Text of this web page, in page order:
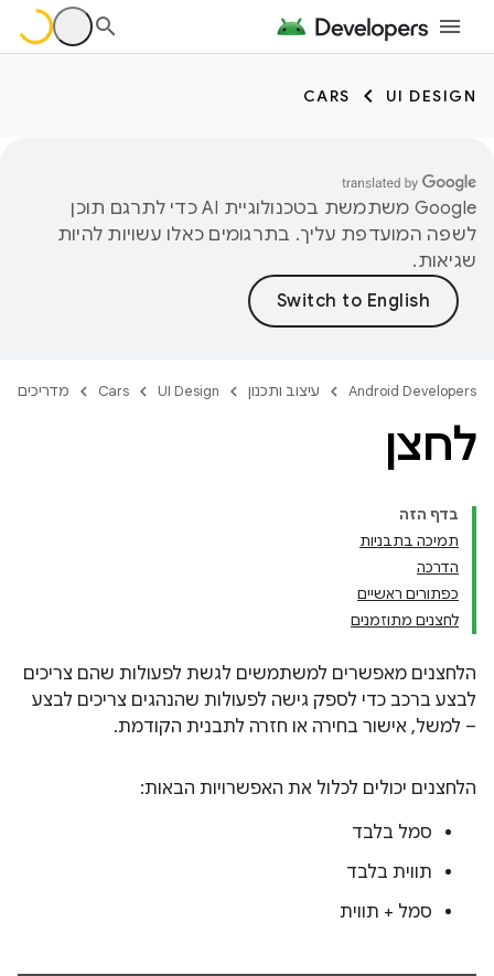
UI DESIGN
CARS
‫Google משתמשת בטכנולוגיית AI כדי לתרגם תוכן
לשפה המועדפת עליך. בתרגומים כאלו עשויות להיות
שגיאות.
Android Developers עיצוב ותכנון UI Design
Cars מדריכים
לחצן
בדף הזה
תמיכה בתבניות
הדרכה
כפתורים ראשיים
לחצנים מתוזמנים
הלחצנים מאפשרים למשתמשים לגשת לפעולות שהם צריכים
לבצע ברכב כדי לספק גישה לפעולות שהנהגים צריכים לבצע
– למשל, אישור בחירה או חזרה לתבנית הקודמת.
הלחצנים יכולים לכלול את האפשרויות הבאות:
סמל בלבד
תווית בלבד
סמל + תווית